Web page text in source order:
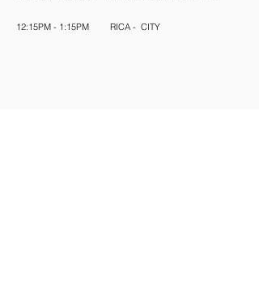
12:15PM - 1:15PM RICA - CITY